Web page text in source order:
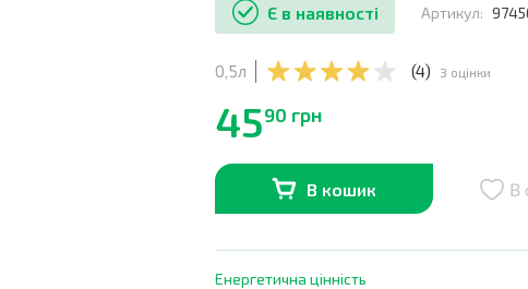
Є в наявності Артикул:
0,5л (4) 3 оцінки
4590 грн
В кошик В
Енергетична цінність